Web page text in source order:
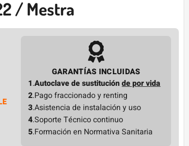
/ Mestra
GARANTÍAS INCLUIDAS
1.Autoclave de sustituciónde por vida
2.Pago fraccionado y renting
3.Asistencia de instalación y uso
4.Soporte Técnico continuo
5.Formación en Normativa Sanitaria